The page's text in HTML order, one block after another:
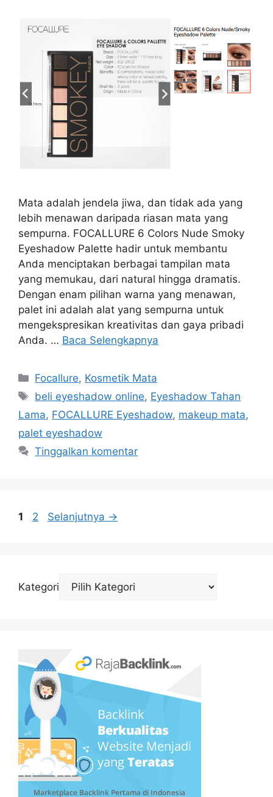
Mata adalah jendela jiwa, dan tidak ada yang
lebih menawan daripada riasan mata yang
sempurna. FOCALLURE 6 Colors Nude Smoky
Eyeshadow Palette hadir untuk membantu
Anda menciptakan berbagai tampilan mata
yang memukau, dari natural hingga dramatis.
Dengan enam pilihan warna yang menawan,
palet ini adalah alat yang sempurna untuk
mengekspresikan kreativitas dan gaya pribadi
Anda. … Baca Selengkapnya
Kategori
Focallure, Kosmetik Mata
Tag
beli eyeshadow online, Eyeshadow Tahan
Lama, FOCALLURE Eyeshadow, makeup mata,
palet eyeshadow
Tinggalkan komentar
Halaman
1 Halaman
2 Selanjutnya →
Kategori